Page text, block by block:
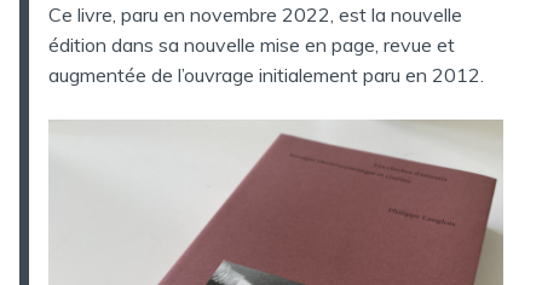
Ce livre, paru en novembre 2022, est la nouvelle
édition dans sa nouvelle mise en page, revue et
augmentée de l’ouvrage initialement paru en 2012.